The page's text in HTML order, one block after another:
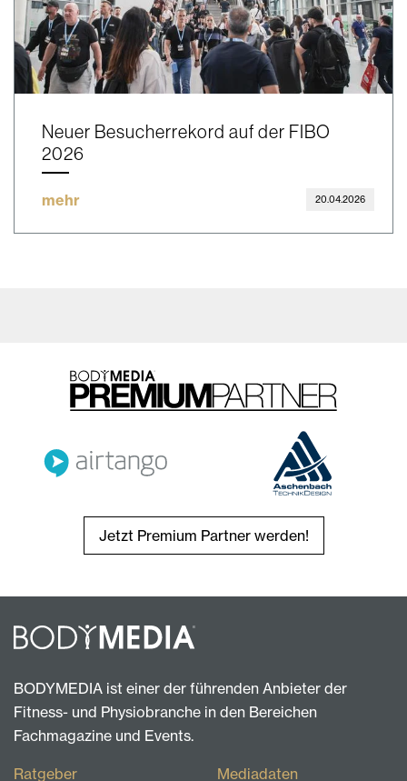
Neuer Besucherrekord auf der FIBO
2026
mehr 20.04.2026
Jetzt Premium Partner werden!
BODYMEDIA ist einer der führenden Anbieter der
Fitness- und Physiobranche in den Bereichen
Fachmagazine und Events.
Ratgeber Mediadaten